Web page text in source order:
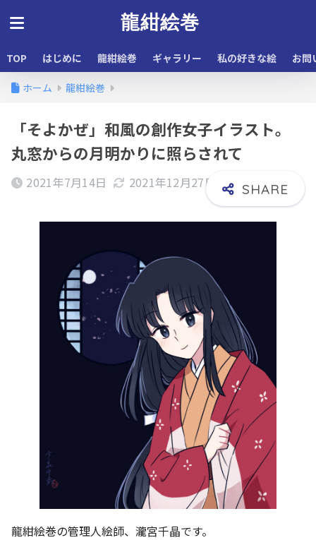
龍紺絵巻
TOP はじめに 龍紺絵巻 ギャラリー 私の好きな絵 お問
ホーム 龍紺絵巻
「そよかぜ」和風の創作女子イラスト。
丸窓からの月明かりに照らされて
2021年7月14日 2021年12月27日
龍紺絵巻の管理人絵師、瀧宮千晶です。